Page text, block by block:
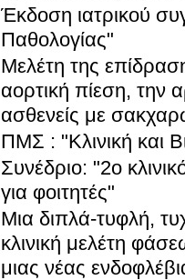
Έκδοση ιατρικού
Παθολογίας"
Μελέτη της
αορτική πίεση, την
ασθενείς με
ΠΜΣ : "Κλινική και
Συνέδριο: "2ο
για φοιτητές"
Μια διπλά-τυφλή,
κλινική μελέτη
μιας νέας